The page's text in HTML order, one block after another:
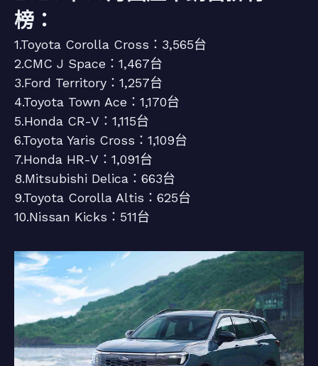
榜：
1.Toyota Corolla Cross：3,565台
2.CMC J Space：1,467台
3.Ford Territory：1,257台
4.Toyota Town Ace：1,170台
5.Honda CR-V：1,115台
6.Toyota Yaris Cross：1,109台
7.Honda HR-V：1,091台
8.Mitsubishi Delica：663台
9.Toyota Corolla Altis：625台
10.Nissan Kicks：511台